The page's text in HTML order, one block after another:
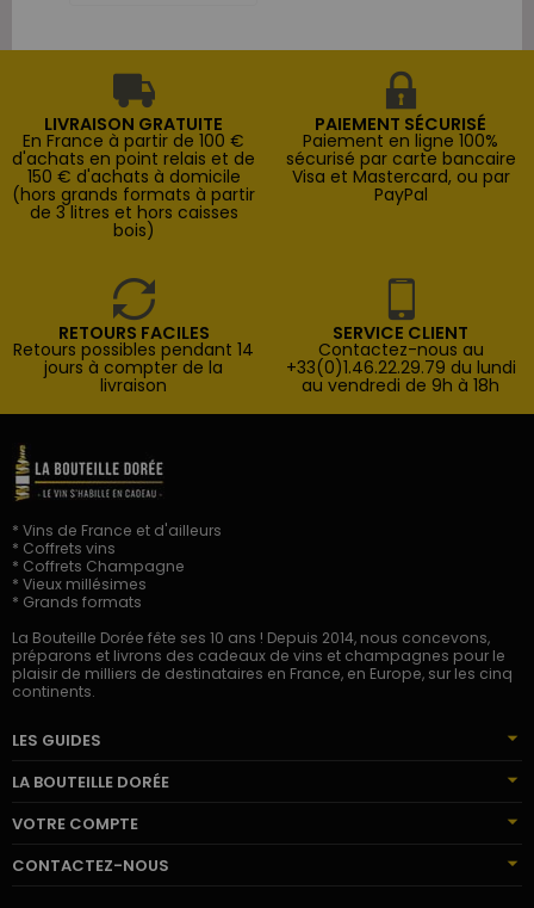
LIVRAISON GRATUITE
En France à partir de 100 €
d'achats en point relais et de
150 € d'achats à domicile
(hors grands formats à partir
de 3 litres et hors caisses
bois)
PAIEMENT SÉCURISÉ
Paiement en ligne 100%
sécurisé par carte bancaire
Visa et Mastercard, ou par
PayPal
RETOURS FACILES
Retours possibles pendant 14
jours à compter de la
livraison
SERVICE CLIENT
Contactez-nous au
+33(0)1.46.22.29.79 du lundi
au vendredi de 9h à 18h
* Vins de France et d'ailleurs
* Coffrets vins
* Coffrets Champagne
* Vieux millésimes
* Grands formats
La Bouteille Dorée fête ses 10 ans ! Depuis 2014, nous concevons,
préparons et livrons des cadeaux de vins et champagnes pour le
plaisir de milliers de destinataires en France, en Europe, sur les cinq
continents.
LES GUIDES
LA BOUTEILLE DORÉE
VOTRE COMPTE
CONTACTEZ-NOUS